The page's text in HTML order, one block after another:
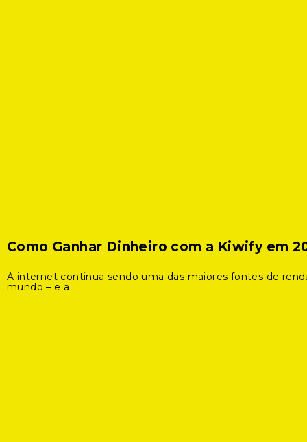
Como Ganhar Dinheiro com a Kiwify em
A internet continua sendo uma das maiores fontes de
mundo – e a